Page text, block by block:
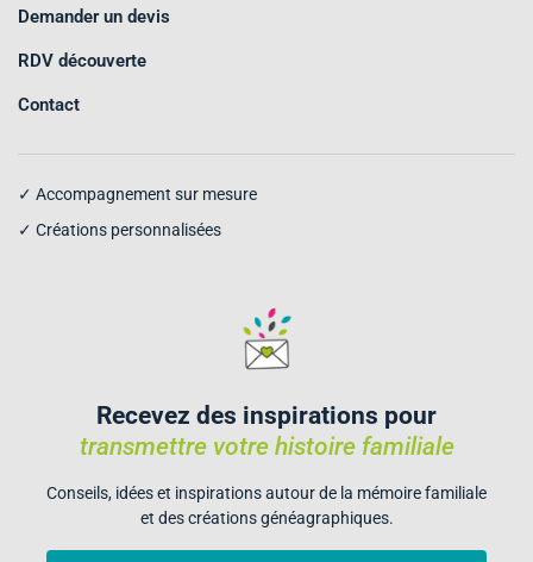
Demander un devis
RDV découverte
Contact
✓ Accompagnement sur mesure
✓ Créations personnalisées
Recevez des inspirations pour
transmettre votre histoire familiale
Conseils, idées et inspirations autour de la mémoire familiale
et des créations généagraphiques.